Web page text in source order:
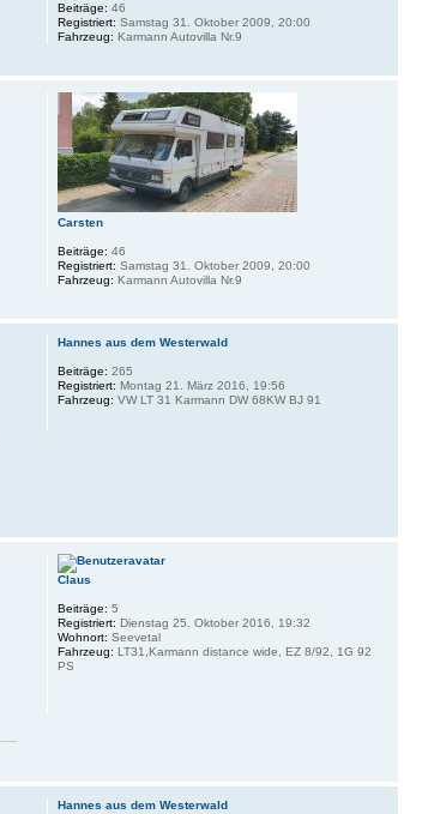
Beiträge: 46
Registriert: Samstag 31. Oktober 2009, 20:00
Fahrzeug: Karmann Autovilla Nr.9
Carsten
Beiträge: 46
Registriert: Samstag 31. Oktober 2009, 20:00
Fahrzeug: Karmann Autovilla Nr.9
Hannes aus dem Westerwald
Beiträge: 265
Registriert: Montag 21. März 2016, 19:56
Fahrzeug: VW LT 31 Karmann DW 68KW BJ 91
Claus
Beiträge: 5
Registriert: Dienstag 25. Oktober 2016, 19:32
Wohnort: Seevetal
Fahrzeug: LT31,Karmann distance wide, EZ 8/92, 1G 92
PS
Hannes aus dem Westerwald